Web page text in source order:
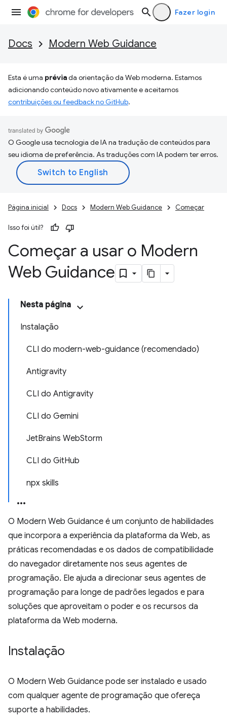
Fazer login
Docs Modern Web Guidance
Esta é uma préviada orientação da Web moderna. Estamos
adicionando conteúdo novo ativamente e aceitamos
contribuições ou feedback no GitHub.
O Google usa tecnologia de IA na tradução de conteúdos para
seu idioma de preferência. As traduções com IA podem ter erros.
Página inicial Docs Modern Web Guidance Começar
Isso foi útil?
Começar a usar o Modern
Web Guidance
Nesta página
Instalação
CLI do modern-web-guidance (recomendado)
Antigravity
CLI do Antigravity
CLI do Gemini
JetBrains WebStorm
CLI do GitHub
npx skills
O Modern Web Guidance é um conjunto de habilidades
que incorpora a experiência da plataforma da Web, as
práticas recomendadas e os dados de compatibilidade
do navegador diretamente nos seus agentes de
programação. Ele ajuda a direcionar seus agentes de
programação para longe de padrões legados e para
soluções que aproveitam o poder e os recursos da
plataforma da Web moderna.
Instalação
O Modern Web Guidance pode ser instalado e usado
com qualquer agente de programação que ofereça
suporte a habilidades.